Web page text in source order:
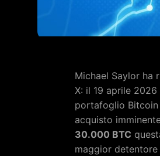
Michael Saylor ha
X: il 19 aprile
portafoglio Bitcoin
acquisto
30.000 BTC
maggior